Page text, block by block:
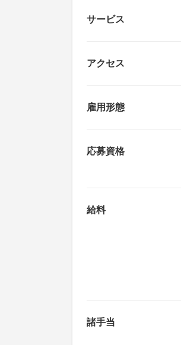
サービス
アクセス
雇用形態
応募資格
給料
諸手当